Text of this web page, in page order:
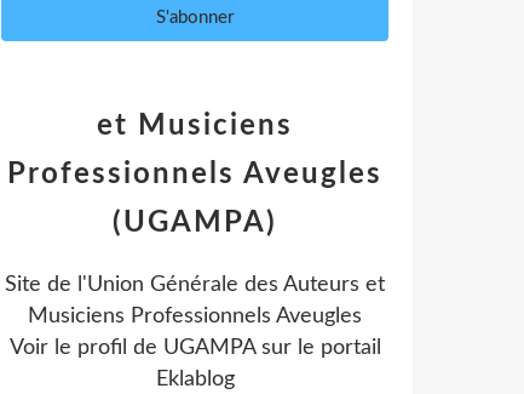
et Musiciens
Professionnels Aveugles
(UGAMPA)
Site de l'Union Générale des Auteurs et
Musiciens Professionnels Aveugles
Voir le profil de UGAMPAsur le portail
Eklablog